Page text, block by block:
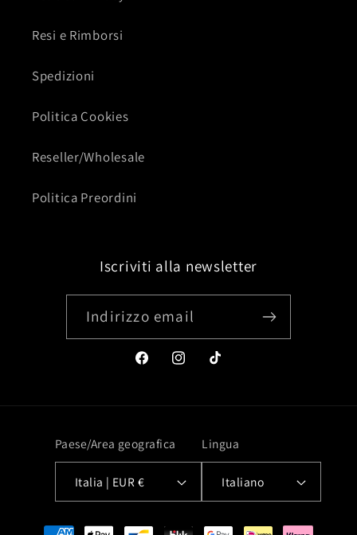
Resi e Rimborsi
Spedizioni
Politica Cookies
Reseller/Wholesale
Politica Preordini
Iscriviti alla newsletter
Indirizzo email
FacebookInstagramTikTok
Paese/Area geografica
Italia | EUR €
Lingua
Italiano
Metodi